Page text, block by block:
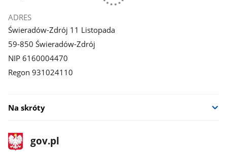
ADRES
Świeradów-Zdrój 11 Listopada
59-850 Świeradów-Zdrój
NIP 6160004470
Regon 931024110
Na skróty
stopka
gov.pl
Strona
gov.pl